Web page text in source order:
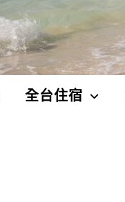
全台住宿